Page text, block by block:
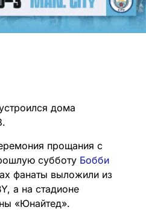
дома
прощания с
субботу Бобби
фанаты выложили из
а на стадионе
«Юнайтед».